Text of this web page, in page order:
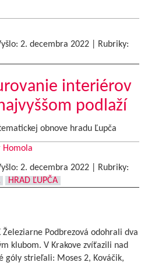
2. decembra 2022
Rubriky:
interiérov
podlaží
obnove hradu Ľupča
Homola
2. decembra 2022
Rubriky:
HRAD ĽUPČA
Podbrezová odohrali dva
klubom. V Krakove zvíťazili nad
góly strieľali: Moses 2, Kováčik,